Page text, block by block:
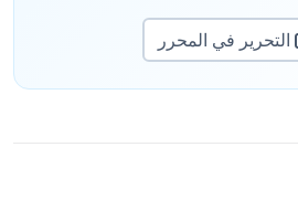
التحرير في المحرر